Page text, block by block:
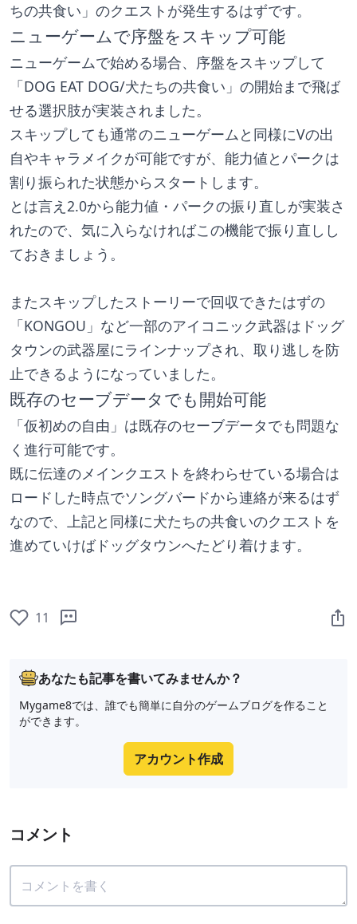
ちの共食い」のクエストが発生するはずです。
ニューゲームで序盤をスキップ可能
ニューゲームで始める場合、序盤をスキップして
「DOG EAT DOG/犬たちの共食い」の開始まで飛ば
せる選択肢が実装されました。
スキップしても通常のニューゲームと同様にVの出
自やキャラメイクが可能ですが、能力値とパークは
割り振られた状態からスタートします。
とは言え2.0から能力値・パークの振り直しが実装さ
れたので、気に入らなければこの機能で振り直しし
ておきましょう。
またスキップしたストーリーで回収できたはずの
「KONGOU」など一部のアイコニック武器はドッグ
タウンの武器屋にラインナップされ、取り逃しを防
止できるようになっていました。
既存のセーブデータでも開始可能
「仮初めの自由」は既存のセーブデータでも問題な
く進行可能です。
既に伝達のメインクエストを終わらせている場合は
ロードした時点でソングバードから連絡が来るはず
なので、上記と同様に犬たちの共食いのクエストを
進めていけばドッグタウンへたどり着けます。
11
あなたも記事を書いてみませんか？
Mygame8では、誰でも簡単に自分のゲームブログを作ること
ができます。
アカウント作成
コメント